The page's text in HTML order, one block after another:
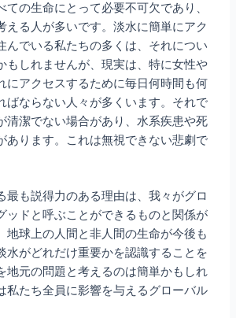
ての生命にとって必要不可欠であり、
える人が多いです。淡水に簡単にアク
んでいる私たちの多くは、それについ
もしれませんが、現実は、特に女性や
にアクセスするために毎日何時間も何
ばならない人々が多くいます。それで
清潔でない場合があり、水系疾患や死
あります。これは無視できない悲劇で
最も説得力のある理由は、我々がグロ
ッドと呼ぶことができるものと関係が
地球上の人間と非人間の生命が今後も
水がどれだけ重要かを認識することを
地元の問題と考えるのは簡単かもしれ
私たち全員に影響を与えるグローバル